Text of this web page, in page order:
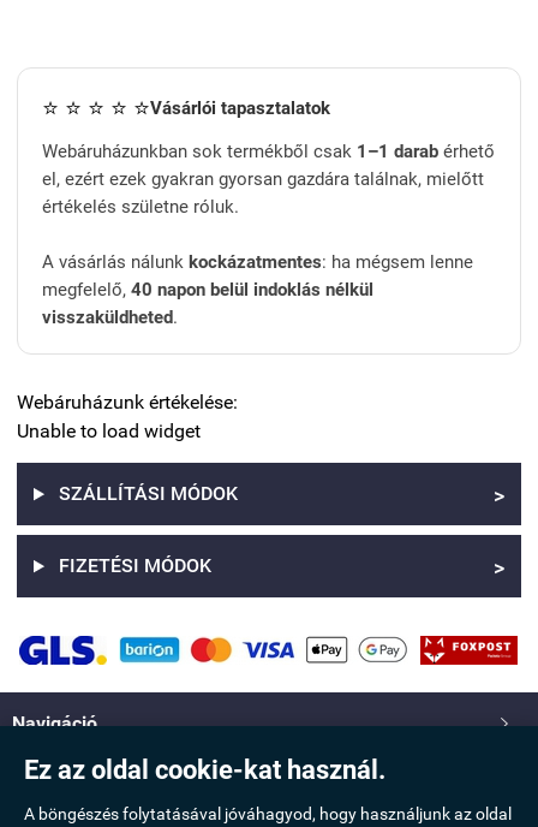
Ez az oldal cookie-kat használ.
A böngészés folytatásával jóváhagyod, hogy használjunk az oldal
⭐ ⭐ ⭐ ⭐ ⭐Vásárlói tapasztalatok
Webáruházunkban sok termékből csak 1–1 darab érhető
el, ezért ezek gyakran gyorsan gazdára találnak, mielőtt
értékelés születne róluk.
A vásárlás nálunk kockázatmentes: ha mégsem lenne
megfelelő, 40 napon belül indoklás nélkül
visszaküldheted.
Webáruházunk értékelése:
Unable to load widget
SZÁLLÍTÁSI MÓDOK >
FIZETÉSI MÓDOK >
Navigáció 